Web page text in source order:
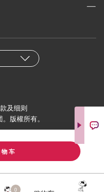
0
车
及细则
版權所有。